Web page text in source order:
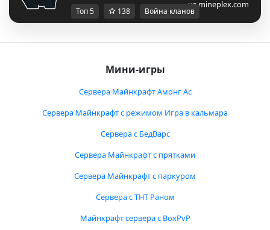
us.mineplex.com
Топ 5 138 Война кланов
Мини-игры
Сервера Майнкрафт Амонг Ас
Сервера Майнкрафт с режимом Игра в кальмара
Сервера с БедВарс
Сервера Майнкрафт с прятками
Сервера Майнкрафт с паркуром
Сервера с ТНТ Раном
Майнкрафт сервера с BoxPvP